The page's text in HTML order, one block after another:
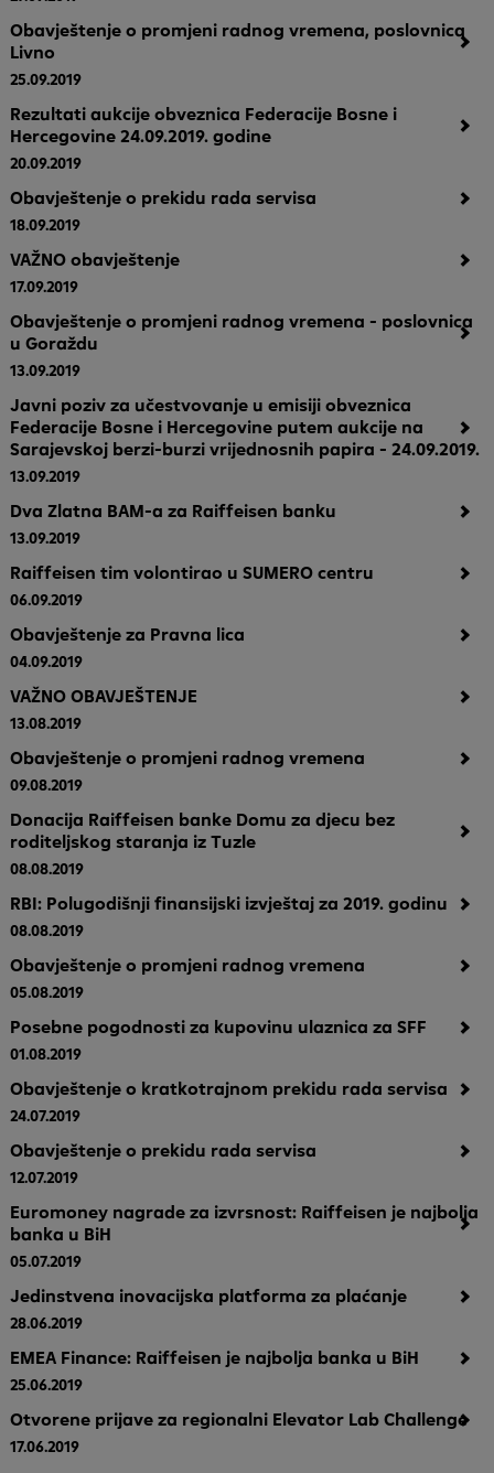
Obavještenje o promjeni radnog vremena, poslovnica
Livno
25.09.2019
Rezultati aukcije obveznica Federacije Bosne i
Hercegovine 24.09.2019. godine
20.09.2019
Obavještenje o prekidu rada servisa
18.09.2019
VAŽNO obavještenje
17.09.2019
Obavještenje o promjeni radnog vremena - poslovnica
u Goraždu
13.09.2019
Javni poziv za učestvovanje u emisiji obveznica
Federacije Bosne i Hercegovine putem aukcije na
Sarajevskoj berzi-burzi vrijednosnih papira - 24.09.2019.
13.09.2019
Dva Zlatna BAM-a za Raiffeisen banku
13.09.2019
Raiffeisen tim volontirao u SUMERO centru
06.09.2019
Obavještenje za Pravna lica
04.09.2019
VAŽNO OBAVJEŠTENJE
13.08.2019
Obavještenje o promjeni radnog vremena
09.08.2019
Donacija Raiffeisen banke Domu za djecu bez
roditeljskog staranja iz Tuzle
08.08.2019
RBI: Polugodišnji finansijski izvještaj za 2019. godinu
08.08.2019
Obavještenje o promjeni radnog vremena
05.08.2019
Posebne pogodnosti za kupovinu ulaznica za SFF
01.08.2019
Obavještenje o kratkotrajnom prekidu rada servisa
24.07.2019
Obavještenje o prekidu rada servisa
12.07.2019
Euromoney nagrade za izvrsnost: Raiffeisen je najbolja
banka u BiH
05.07.2019
Jedinstvena inovacijska platforma za plaćanje
28.06.2019
EMEA Finance: Raiffeisen je najbolja banka u BiH
25.06.2019
Otvorene prijave za regionalni Elevator Lab Challenge
17.06.2019